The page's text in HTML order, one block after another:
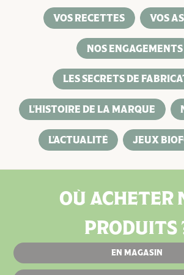
VOS RECETTES VOS
NOS ENGAGEMENTS
LES SECRETS DE
L'HISTOIRE DE LA MARQUE
L'ACTUALITÉ JEUX
OÙ ACHETER
PRODUITS
EN MAGASIN